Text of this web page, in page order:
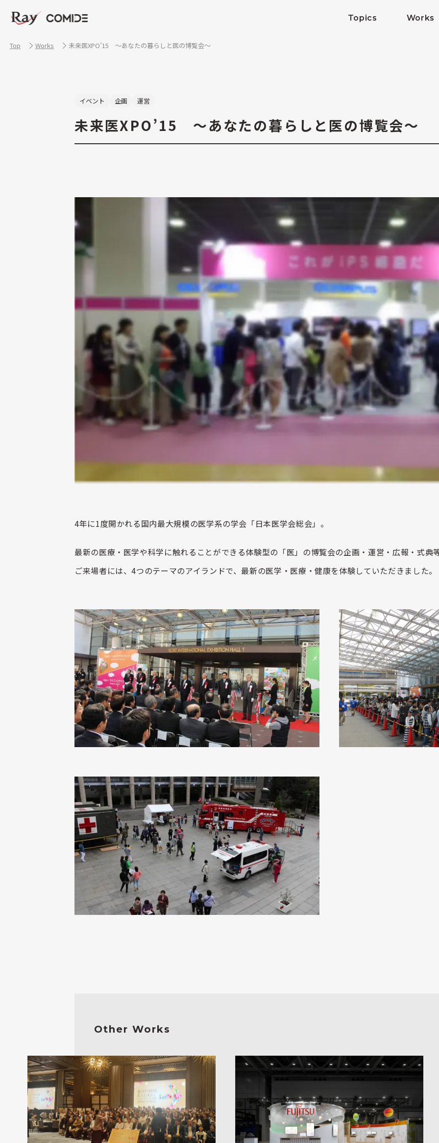
Topics Works
Top Works 未来医XPO’15 ～あなたの暮らしと医の博覧会～
イベント 企画 運営
未来医XPO’15 ～あなたの暮らしと医の博覧会～
4年に1度開かれる国内最大規模の医学系の学会「日本医学会総会」。
最新の医療・医学や科学に触れることができる体験型の「医」の博覧会の企画・運営・広報・式典
ご来場者には、4つのテーマのアイランドで、最新の医学・医療・健康を体験していただきました。
Other Works